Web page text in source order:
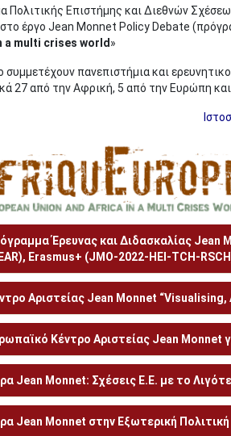
Πολιτικής Επιστήμης και Διεθνών
έργο Jean Monnet Policy Debate
a multi crises world »
συμμετέχουν πανεπιστήμια και
27 από την Aφρική, 5 από την Ευρώπη
Έρευνας και Διδασκαλίας
Erasmus+ (JMO-2022-HEI-TCH-
Αριστείας Jean Monnet
Κέντρο Αριστείας Jean Monnet
Jean Monnet: Σχέσεις Ε.Ε. με το
Jean Monnet στην Εξωτερική